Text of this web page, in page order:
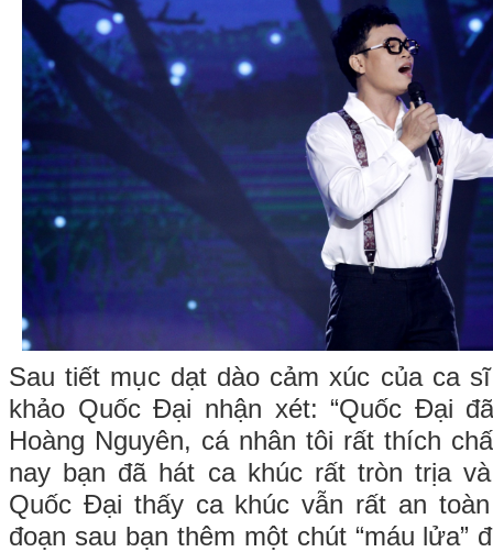
Sau tiết mục dạt dào cảm xúc của ca
khảo Quốc Đại nhận xét: “Quốc Đại
Hoàng Nguyên, cá nhân tôi rất thích
nay bạn đã hát ca khúc rất tròn trịa
Quốc Đại thấy ca khúc vẫn rất an
đoạn sau bạn thêm một chút “máu lửa”